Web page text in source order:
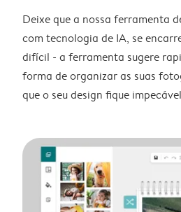
Deixe que a nossa ferramenta
com tecnologia de IA, se
difícil - a ferramenta sugere
forma de organizar as suas
que o seu design fique